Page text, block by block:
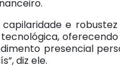
e
oferecendo
presencial
diz ele.